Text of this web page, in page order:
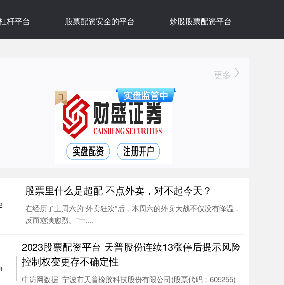
杆平台 股票配资安全的平台 炒股股票配资平台
更多
股票里什么是超配 不点外卖，对不起今天？
在经历了上周六的“外卖狂欢”后，本周六的外卖大战不仅没有降温，
反而愈演愈烈。“一....
2023股票配资平台 天普股份连续13涨停后提示风险
控制权变更存不确定性
中访网数据 宁波市天普橡胶科技股份有限公司(股票代码：605255)